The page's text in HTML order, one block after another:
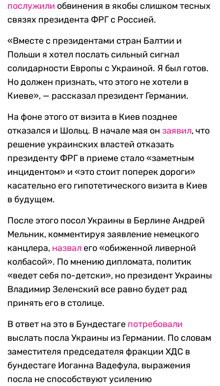
послужили обвинения в якобы слишком тесных
связях президента ФРГ с Россией.
«Вместе с президентами стран Балтии и
Польши я хотел послать сильный сигнал
солидарности Европы с Украиной. Я был готов.
Но должен признать, что этого не хотели в
Киеве», — рассказал президент Германии.
На фоне этого от визита в Киев позднее
отказался и Шольц. В начале мая он заявил, что
решение украинских властей отказать
президенту ФРГ в приеме стало «заметным
инцидентом» и «это стоит поперек дороги»
касательно его гипотетического визита в Киев
в будущем.
После этого посол Украины в Берлине Андрей
Мельник, комментируя заявление немецкого
канцлера, назвал его «обиженной ливерной
колбасой». По мнению дипломата, политик
«ведет себя по-детски», но президент Украины
Владимир Зеленский все равно будет рад
принять его в столице.
В ответ на это в Бундестаге потребовали
выслать посла Украины из Германии. По словам
заместителя председателя фракции ХДС в
бундестаге Иоганна Вадефула, выражения
посла не способствуют усилению